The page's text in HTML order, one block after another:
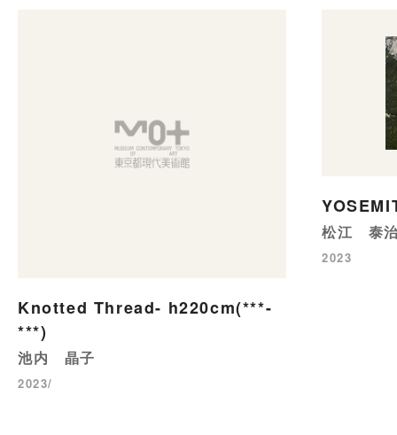
Knotted Thread- h220cm(***-
***)
池内 晶子
2023/
松江 泰
2023